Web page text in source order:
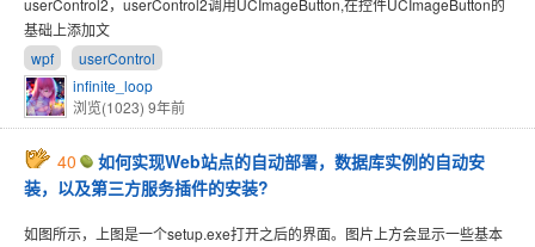
userControl2，userControl2调用UCImageButton,在控件UCImageButton的
基础上添加文
wpf
userControl
infinite_loop
浏览(1023) 9年前
40
如何实现Web站点的自动部署，数据库实例的自动安
装，以及第三方服务插件的安装?
如图所示，上图是一个setup.exe打开之后的界面。图片上方会显示一些基本